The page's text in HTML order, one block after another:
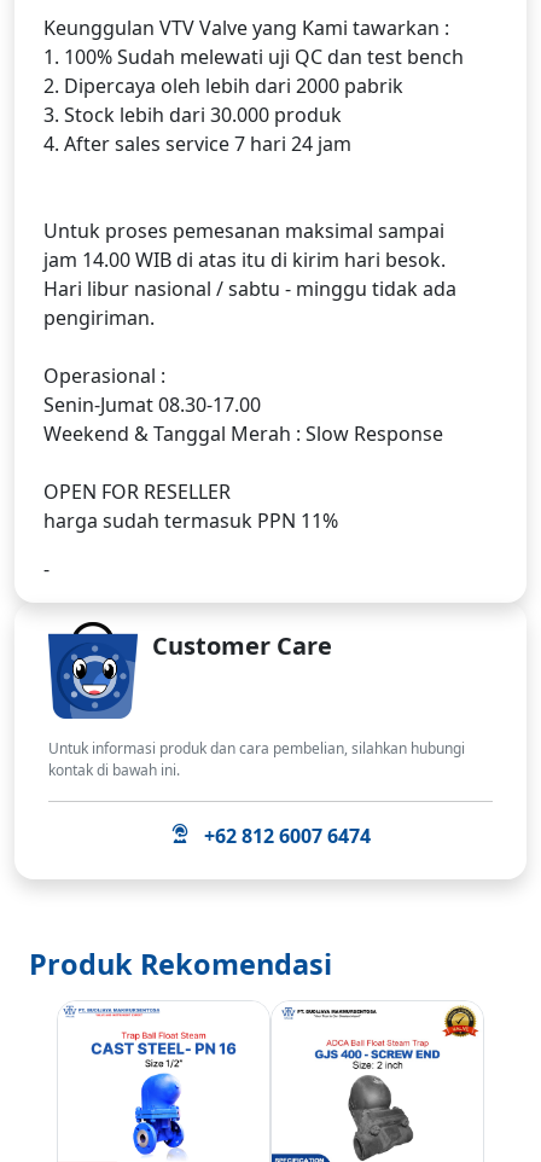
Keunggulan VTV Valve yang Kami tawarkan :
1. 100% Sudah melewati uji QC dan test bench
2. Dipercaya oleh lebih dari 2000 pabrik
3. Stock lebih dari 30.000 produk
4. After sales service 7 hari 24 jam
Untuk proses pemesanan maksimal sampai
jam 14.00 WIB di atas itu di kirim hari besok.
Hari libur nasional / sabtu - minggu tidak ada
pengiriman.
Operasional :
Senin-Jumat 08.30-17.00
Weekend & Tanggal Merah : Slow Response
OPEN FOR RESELLER
harga sudah termasuk PPN 11%
-
Customer Care
Untuk informasi produk dan cara pembelian, silahkan hubungi
kontak di bawah ini.
+62 812 6007 6474
Produk Rekomendasi